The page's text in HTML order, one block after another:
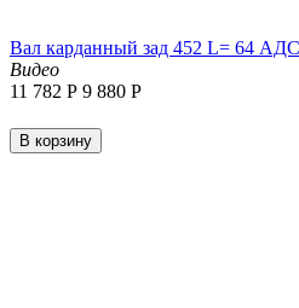
Вал карданный зад 452 L= 64
Видео
11 782 Р 9 880 Р
В корзину